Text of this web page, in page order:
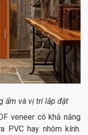
ẩm và vị trí lắp đặt
veneer có khả năng
PVC hay nhôm kính.